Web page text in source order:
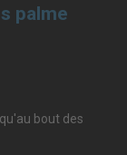
palme
bout des